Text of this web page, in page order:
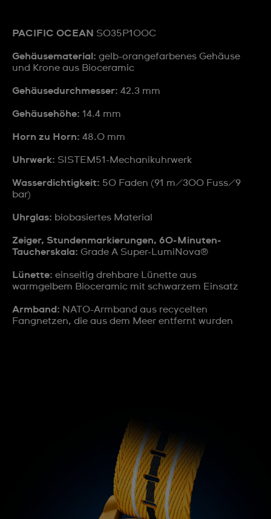
PACIFIC OCEAN SO35P100C
Gehäusematerial: gelb-orangefarbenes Gehäuse
und Krone aus Bioceramic
Gehäusedurchmesser: 42.3 mm
Gehäusehöhe: 14.4 mm
Horn zu Horn: 48.0 mm
Uhrwerk: SISTEM51-Mechanikuhrwerk
Wasserdichtigkeit: 50 Faden (91 m/300 Fuss/9
bar)
Uhrglas: biobasiertes Material
Zeiger, Stundenmarkierungen, 60-Minuten-
Taucherskala: Grade A Super-LumiNova®
Lünette: einseitig drehbare Lünette aus
warmgelbem Bioceramic mit schwarzem Einsatz
Armband: NATO-Armband aus recycelten
Fangnetzen, die aus dem Meer entfernt wurden